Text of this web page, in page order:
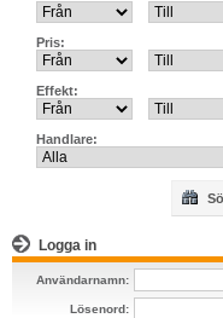
Pris:
Effekt:
Handlare:
Logga in
Användarnamn:
Lösenord: